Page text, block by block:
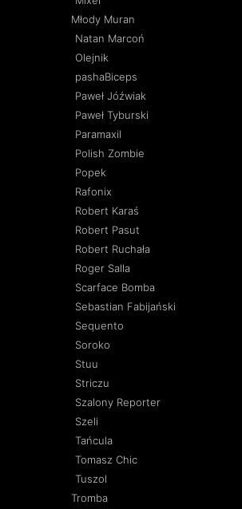
Młody Muran
Natan Marcoń
Olejnik
pashaBiceps
Paweł Jóźwiak
Paweł Tyburski
Paramaxil
Polish Zombie
Popek
Rafonix
Robert Karaś
Robert Pasut
Robert Ruchała
Roger Salla
Scarface Bomba
Sebastian Fabijański
Sequento
Soroko
Stuu
Striczu
Szalony Reporter
Szeli
Tańcula
Tomasz Chic
Tuszol
Tromba